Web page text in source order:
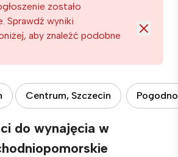
zostało
Sprawdź wyniki
aby znaleźć podobne
Centrum, Szczecin
do wynajęcia w